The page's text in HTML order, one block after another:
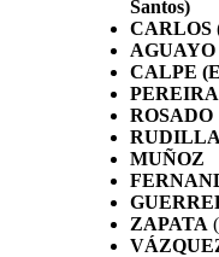
Santos)
CARLOS
AGUAYO
CALPE
PEREIRA
ROSADO
RUDILLA
MUÑOZ
ZAPATA